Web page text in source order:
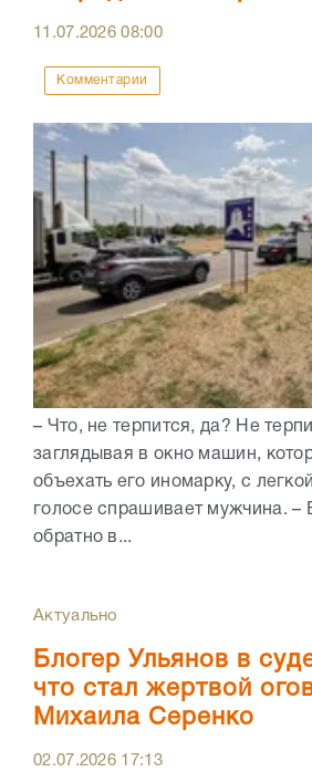
11.07.202608:00
Комментарии
– Что, не терпится, да? Не
заглядывая в окно машин,
объехать его иномарку, с
голосе спрашивает мужчина. –
обратно в...
Актуально
Блогер Ульянов в
что стал жертвой
Михаила Серенко
02.07.2026 17:13